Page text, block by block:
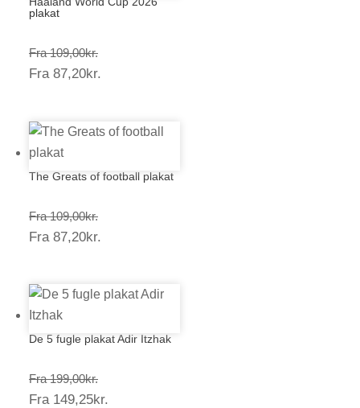
plakat
Fra 109,00kr.Prisinterval:
109,00kr.
Fra 87,20kr.
The Greats of football plakat
Fra 109,00kr.Prisinterval:
109,00kr.
Fra 87,20kr.
De 5 fugle plakat Adir Itzhak
Fra 199,00kr.Prisinterval:
199,00kr.
Fra 149,25kr.